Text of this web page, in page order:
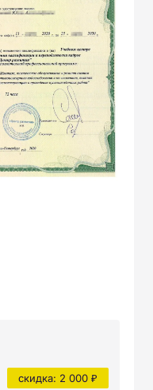
скидка: 2 000 ₽